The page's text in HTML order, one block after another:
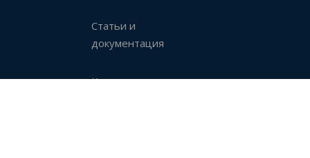
Статьи и
документация
Контакты